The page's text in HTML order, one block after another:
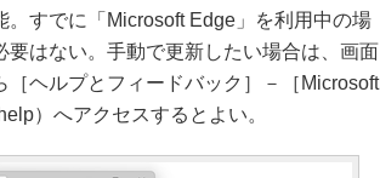
すでに「Microsoft Edge」を利用中の場
はない。手動で更新したい場合は、画面
ヘルプとフィードバック］－［Microsoft
）へアクセスするとよい。